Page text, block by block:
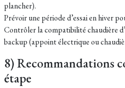
plancher).
Prévoir une période d’essai en hiver
Contrôler la compatibilité chaudière
backup (appoint électrique ou
8) Recommandations
étape